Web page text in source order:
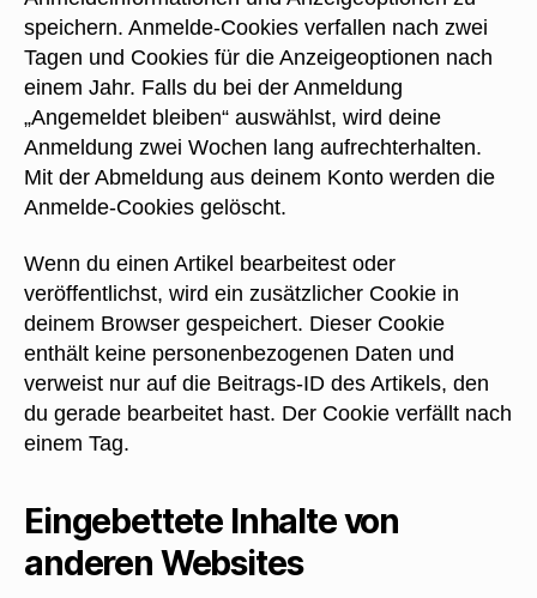
speichern. Anmelde-Cookies verfallen nach zwei
Tagen und Cookies für die Anzeigeoptionen nach
einem Jahr. Falls du bei der Anmeldung
„Angemeldet bleiben“ auswählst, wird deine
Anmeldung zwei Wochen lang aufrechterhalten.
Mit der Abmeldung aus deinem Konto werden die
Anmelde-Cookies gelöscht.
Wenn du einen Artikel bearbeitest oder
veröffentlichst, wird ein zusätzlicher Cookie in
deinem Browser gespeichert. Dieser Cookie
enthält keine personenbezogenen Daten und
verweist nur auf die Beitrags-ID des Artikels, den
du gerade bearbeitet hast. Der Cookie verfällt nach
einem Tag.
Eingebettete Inhalte von
anderen Websites